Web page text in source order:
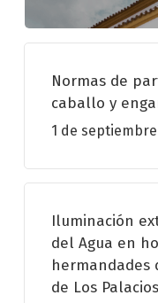
Normas de
caballo y
1 de septiembre
Iluminación
del Agua en
hermandades
de Los